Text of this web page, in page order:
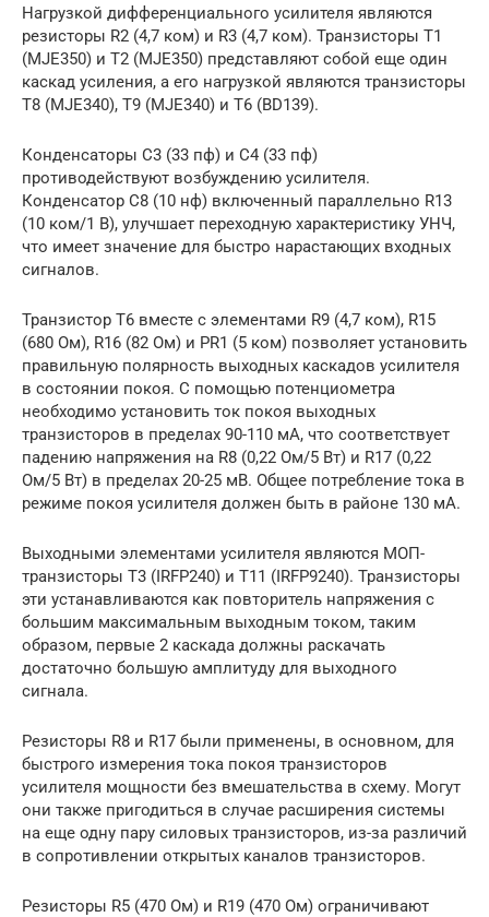
Нагрузкой дифференциального усилителя являются
резисторы R2 (4,7 ком) и R3 (4,7 ком). Транзисторы T1
(MJE350) и T2 (MJE350) представляют собой еще один
каскад усиления, а его нагрузкой являются транзисторы
Т8 (MJE340), T9 (MJE340) и T6 (BD139).
Конденсаторы C3 (33 пф) и C4 (33 пф)
противодействуют возбуждению усилителя.
Конденсатор C8 (10 нф) включенный параллельно R13
(10 ком/1 В), улучшает переходную характеристику УНЧ,
что имеет значение для быстро нарастающих входных
сигналов.
Транзистор T6 вместе с элементами R9 (4,7 ком), R15
(680 Ом), R16 (82 Ом) и PR1 (5 ком) позволяет установить
правильную полярность выходных каскадов усилителя
в состоянии покоя. С помощью потенциометра
необходимо установить ток покоя выходных
транзисторов в пределах 90-110 мА, что соответствует
падению напряжения на R8 (0,22 Ом/5 Вт) и R17 (0,22
Ом/5 Вт) в пределах 20-25 мВ. Общее потребление тока в
режиме покоя усилителя должен быть в районе 130 мА.
Выходными элементами усилителя являются МОП-
транзисторы T3 (IRFP240) и T11 (IRFP9240). Транзисторы
эти устанавливаются как повторитель напряжения с
большим максимальным выходным током, таким
образом, первые 2 каскада должны раскачать
достаточно большую амплитуду для выходного
сигнала.
Резисторы R8 и R17 были применены, в основном, для
быстрого измерения тока покоя транзисторов
усилителя мощности без вмешательства в схему. Могут
они также пригодиться в случае расширения системы
на еще одну пару силовых транзисторов, из-за различий
в сопротивлении открытых каналов транзисторов.
Резисторы R5 (470 Ом) и R19 (470 Ом) ограничивают